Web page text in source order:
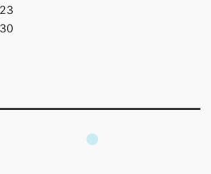
23
30